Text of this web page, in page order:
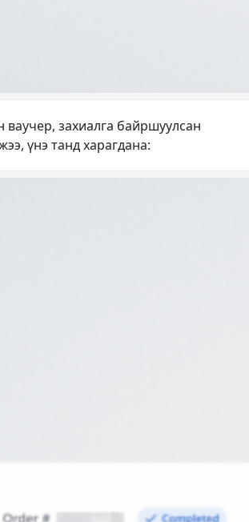
ваучер, захиалга байршуулсан
үнэ танд харагдана: